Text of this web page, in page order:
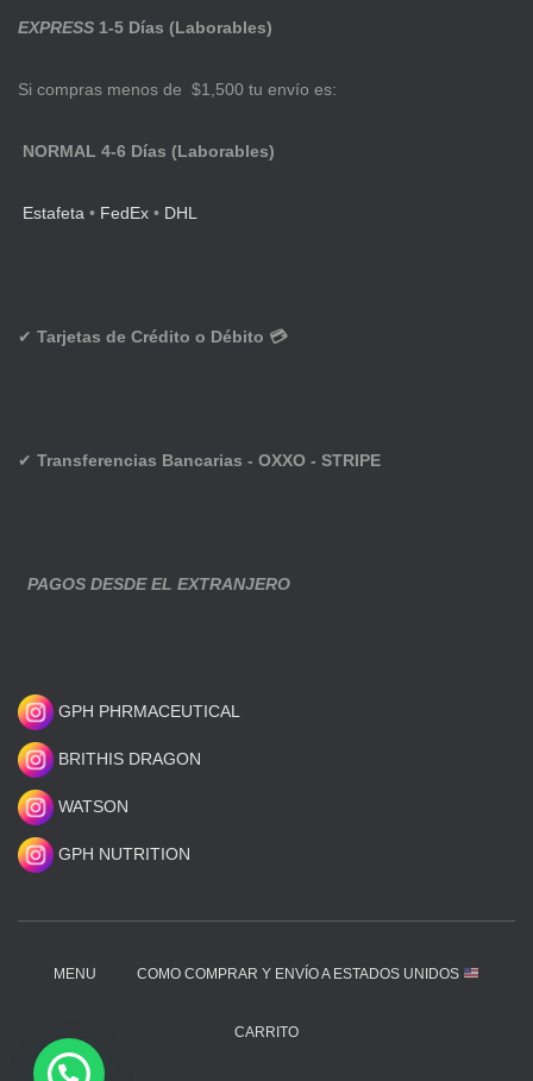
EXPRESS 1-5 Días (Laborables)
Si compras menos de $1,500 tu envío es:
NORMAL 4-6 Días (Laborables)
Estafeta • FedEx • DHL
✔ Tarjetas de Crédito o Débito 💳
✔ Transferencias Bancarias - OXXO - STRIPE
PAGOS DESDE EL EXTRANJERO
GPH PHRMACEUTICAL
BRITHIS DRAGON
WATSON
GPH NUTRITION
MENU COMO COMPRAR Y ENVÍO A ESTADOS UNIDOS
CARRITO